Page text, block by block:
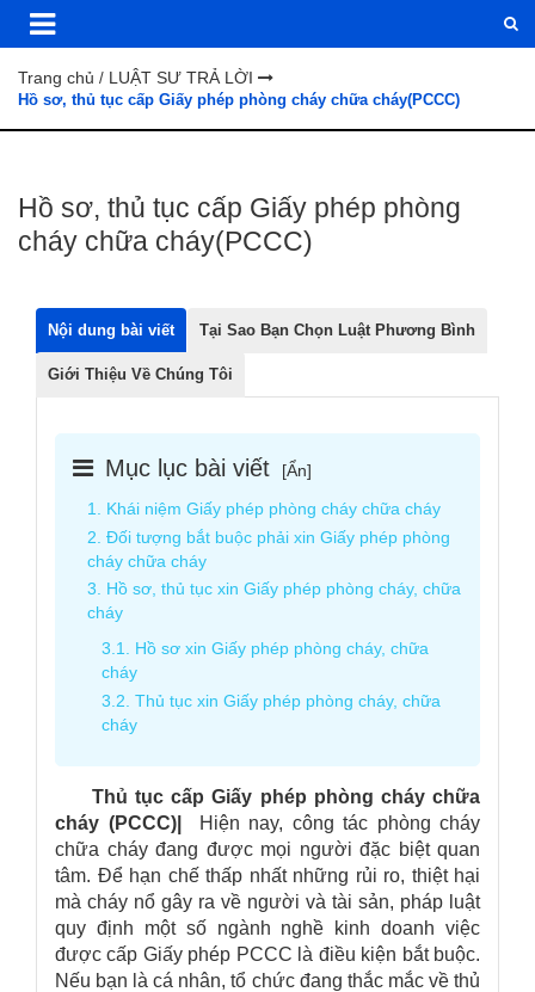
Trang chủ / LUẬT SƯ TRẢ LỜI
Hồ sơ, thủ tục cấp Giấy phép phòng cháy chữa cháy(PCCC)
Hồ sơ, thủ tục cấp Giấy phép phòng
cháy chữa cháy(PCCC)
Nội dung bài viết Tại Sao Bạn Chọn Luật Phương Bình
Giới Thiệu Về Chúng Tôi
Mục lục bài viết [Ẩn]
1. Khái niệm Giấy phép phòng cháy chữa cháy
2. Đối tượng bắt buộc phải xin Giấy phép phòng
cháy chữa cháy
3. Hồ sơ, thủ tục xin Giấy phép phòng cháy, chữa
cháy
3.1. Hồ sơ xin Giấy phép phòng cháy, chữa
cháy
3.2. Thủ tục xin Giấy phép phòng cháy, chữa
cháy
Thủ tục cấp Giấy phép phòng cháy chữa
cháy (PCCC)|
Hiện nay, công tác phòng cháy
chữa cháy đang được mọi người đặc biệt quan
tâm. Để hạn chế thấp nhất những rủi ro, thiệt hại
mà cháy nổ gây ra về người và tài sản, pháp luật
quy định một số ngành nghề kinh doanh việc
được cấp Giấy phép PCCC là điều kiện bắt buộc.
Nếu bạn là cá nhân, tổ chức đang thắc mắc về thủ